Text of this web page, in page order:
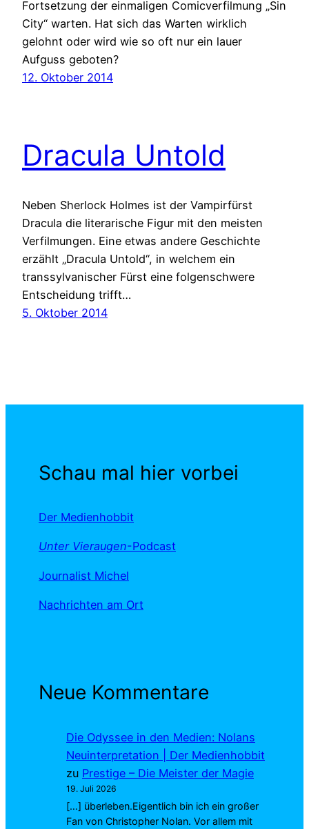
Fortsetzung der einmaligen Comicverfilmung „Sin
City“ warten. Hat sich das Warten wirklich
gelohnt oder wird wie so oft nur ein lauer
Aufguss geboten?
12. Oktober 2014
Dracula Untold
Neben Sherlock Holmes ist der Vampirfürst
Dracula die literarische Figur mit den meisten
Verfilmungen. Eine etwas andere Geschichte
erzählt „Dracula Untold“, in welchem ein
transsylvanischer Fürst eine folgenschwere
Entscheidung trifft…
5. Oktober 2014
Schau mal hier vorbei
Der Medienhobbit
Unter Vieraugen-Podcast
Journalist Michel
Nachrichten am Ort
Neue Kommentare
Die Odyssee in den Medien: Nolans
Neuinterpretation | Der Medienhobbit
zu Prestige – Die Meister der Magie
19. Juli 2026
[…] überleben.Eigentlich bin ich ein großer
Fan von Christopher Nolan. Vor allem mit